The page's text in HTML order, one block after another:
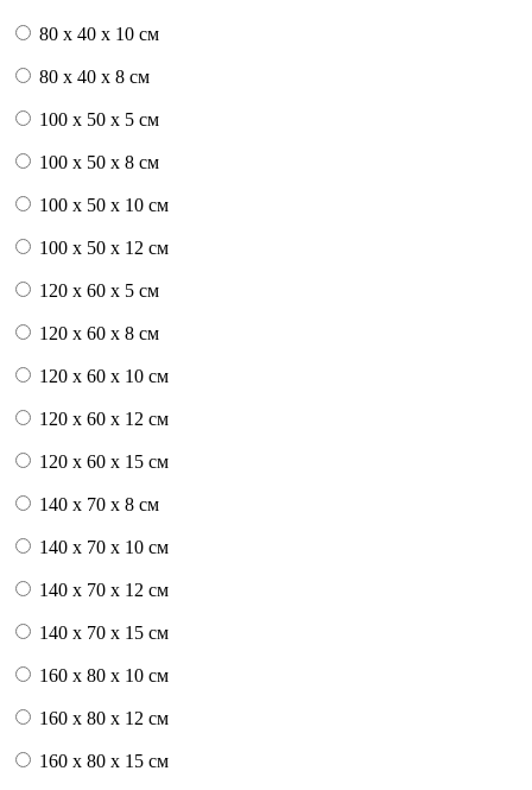
80 x 40 x 10 см
80 x 40 x 8 см
100 x 50 x 5 см
100 х 50 х 8 см
100 x 50 x 10 см
100 x 50 x 12 см
120 x 60 x 5 см
120 x 60 x 8 см
120 x 60 x 10 см
120 x 60 x 12 см
120 x 60 x 15 см
140 x 70 x 8 см
140 x 70 x 10 см
140 x 70 x 12 см
140 x 70 x 15 см
160 x 80 x 10 см
160 x 80 x 12 см
160 x 80 x 15 см